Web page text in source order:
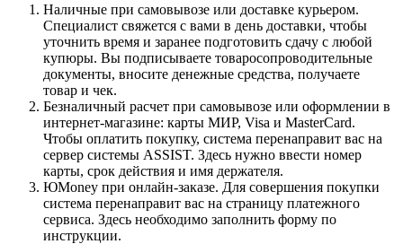
Наличные при самовывозе или доставке курьером.
Специалист свяжется с вами в день доставки, чтобы
уточнить время и заранее подготовить сдачу с любой
купюры. Вы подписываете товаросопроводительные
документы, вносите денежные средства, получаете
товар и чек.
Безналичный расчет при самовывозе или оформлении в
интернет-магазине: карты МИР, Visa и MasterCard.
Чтобы оплатить покупку, система перенаправит вас на
сервер системы ASSIST. Здесь нужно ввести номер
карты, срок действия и имя держателя.
ЮMoney при онлайн-заказе. Для совершения покупки
система перенаправит вас на страницу платежного
сервиса. Здесь необходимо заполнить форму по
инструкции.